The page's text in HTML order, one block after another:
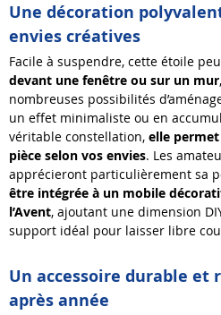
Une décoration
envies créatives
Facile à suspendre, cette étoile
devant une fenêtre ou sur un mur
nombreuses possibilités
un effet minimaliste ou en
véritable constellation, elle
pièce selon vos envies. Les
apprécieront particulièrement sa
être intégrée à un mobile
l’Avent, ajoutant une dimension
support idéal pour laisser libre
Un accessoire durable et
après année